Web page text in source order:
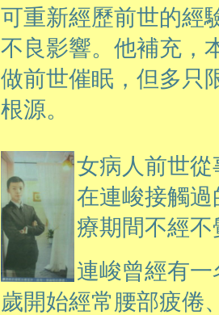
可重新經歷前世的經
不良影響。他補充，
做前世催眠，但多只
根源。
女病人前世從
在連峻接觸
療期間不經
連峻曾經有
歲開始經常腰部疲倦